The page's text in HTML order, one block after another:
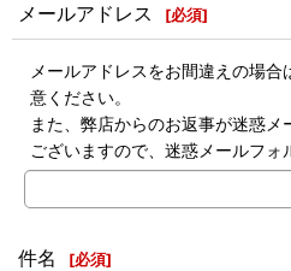
メールアドレス [必須]
メールアドレスをお間違えの場
意ください。
また、弊店からのお返事が迷惑
ございますので、迷惑メールフォ
件名 [必須]